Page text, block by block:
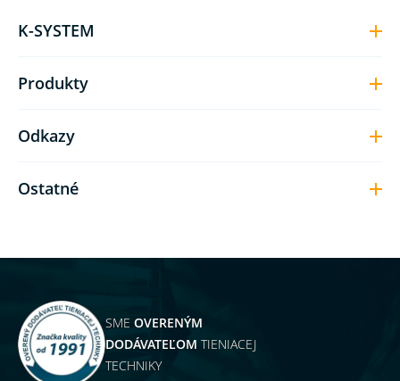
K-SYSTEM
Produkty
Odkazy
Ostatné
SME OVERENÝM
DODÁVATEĽOM TIENIACEJ
TECHNIKY